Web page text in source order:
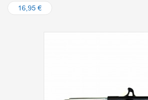
16,95 €